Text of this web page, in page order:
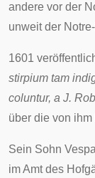
andere vor der
unweit der
1601
stirpium tam
coluntur, a J.
über die von
Sein Sohn
im Amt des